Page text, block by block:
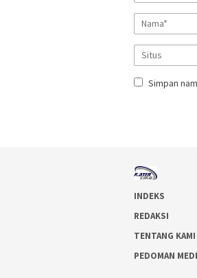
Simpan
INDEKS
REDAKSI
TENTANG KAMI
PEDOMAN